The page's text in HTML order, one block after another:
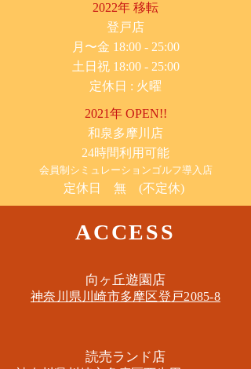
2022年 移転
​登戸店
月〜金 18:00 - 25:00
土日祝 18:00 - 25:00
​定休日 : 火曜
2021年 OPEN!!
​和泉多摩川店
24時間利用可能
​会員制シミュレーションゴルフ導入店
定休日 無 (不定休)
ACCESS
​向ヶ丘遊園店
神奈川県川崎市多摩区​登戸2085-8
​読売ランド店